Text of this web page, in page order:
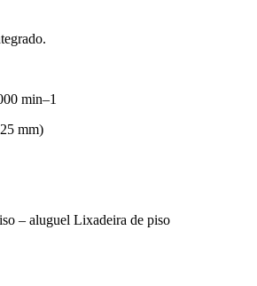
min–1
mm)
– aluguel Lixadeira de piso